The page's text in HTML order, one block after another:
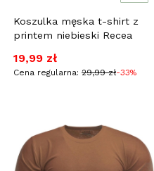
Koszulka męska t-shirt z
printem niebieski Recea
Cena promocyjna
19,99 zł
Cena regularna: 29,99 zł-33%